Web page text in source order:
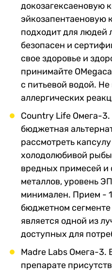
докозагексаеновую
эйкозапентаеновую
подходит для людей
безопасен и
свое здоровье и
принимайте
с питьевой водой.
аллергических
Country Life Омега-3.
бюджетная
рассмотреть
холодолюбивой
вредных примесей и
металлов, уровень
минимален. Прием -
бюджетном
является одной из
доступных для
Madre Labs Омега-3.
препарате